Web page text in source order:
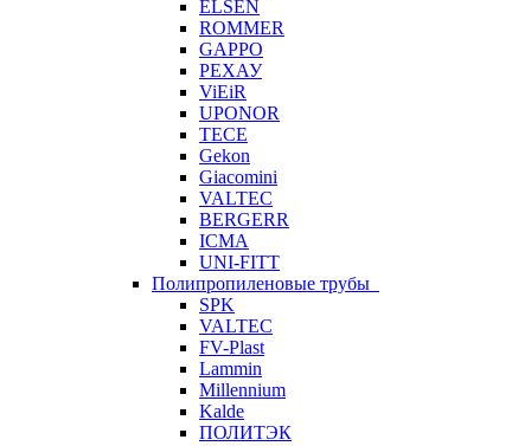
ELSEN
ROMMER
GAPPO
РЕХАУ
ViEiR
UPONOR
TECE
Gekon
Giacomini
VALTEC
BERGERR
ICMA
UNI-FITT
Полипропиленовые трубы
SPK
VALTEC
FV-Plast
Lammin
Millennium
Kalde
ПОЛИТЭК